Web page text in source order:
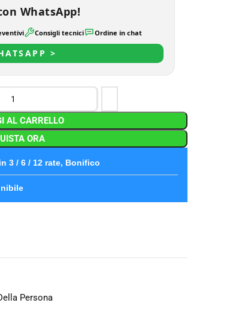
WhatsApp!
Consigli tecnici Ordine in chat
>
AL CARRELLO
ORA
3 / 6 / 12 rate, Bonifico
Persona